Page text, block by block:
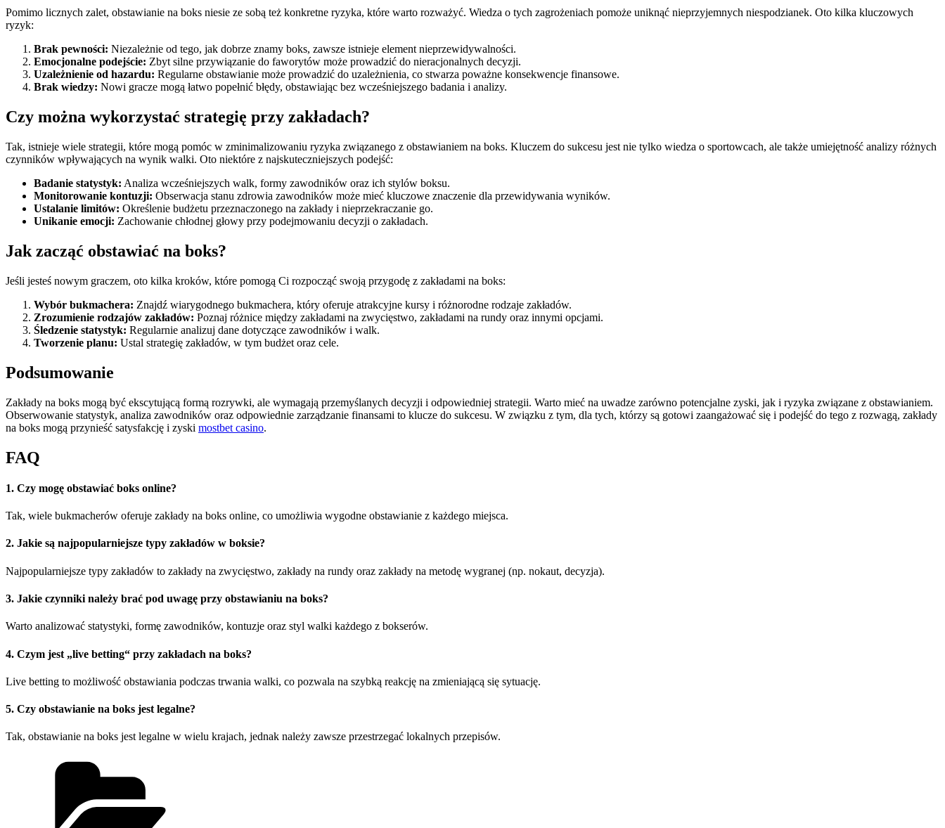
Pomimo licznych zalet, obstawianie na boks niesie ze sobą też konkretne ryzyka, które warto rozważyć. Wiedza o tych zagrożeniach pomoże uniknąć nieprzyjemnych niespodzianek. Oto kilka kluczowych
ryzyk:
Brak pewności: Niezależnie od tego, jak dobrze znamy boks, zawsze istnieje element nieprzewidywalności.
Emocjonalne podejście: Zbyt silne przywiązanie do faworytów może prowadzić do nieracjonalnych decyzji.
Uzależnienie od hazardu: Regularne obstawianie może prowadzić do uzależnienia, co stwarza poważne konsekwencje finansowe.
Brak wiedzy: Nowi gracze mogą łatwo popełnić błędy, obstawiając bez wcześniejszego badania i analizy.
Czy można wykorzystać strategię przy zakładach?
Tak, istnieje wiele strategii, które mogą pomóc w zminimalizowaniu ryzyka związanego z obstawianiem na boks. Kluczem do sukcesu jest nie tylko wiedza o sportowcach, ale także umiejętność analizy różnych
czynników wpływających na wynik walki. Oto niektóre z najskuteczniejszych podejść:
Badanie statystyk: Analiza wcześniejszych walk, formy zawodników oraz ich stylów boksu.
Monitorowanie kontuzji: Obserwacja stanu zdrowia zawodników może mieć kluczowe znaczenie dla przewidywania wyników.
Ustalanie limitów: Określenie budżetu przeznaczonego na zakłady i nieprzekraczanie go.
Unikanie emocji: Zachowanie chłodnej głowy przy podejmowaniu decyzji o zakładach.
Jak zacząć obstawiać na boks?
Jeśli jesteś nowym graczem, oto kilka kroków, które pomogą Ci rozpocząć swoją przygodę z zakładami na boks:
Wybór bukmachera: Znajdź wiarygodnego bukmachera, który oferuje atrakcyjne kursy i różnorodne rodzaje zakładów.
Zrozumienie rodzajów zakładów: Poznaj różnice między zakładami na zwycięstwo, zakładami na rundy oraz innymi opcjami.
Śledzenie statystyk: Regularnie analizuj dane dotyczące zawodników i walk.
Tworzenie planu: Ustal strategię zakładów, w tym budżet oraz cele.
Podsumowanie
Zakłady na boks mogą być ekscytującą formą rozrywki, ale wymagają przemyślanych decyzji i odpowiedniej strategii. Warto mieć na uwadze zarówno potencjalne zyski, jak i ryzyka związane z obstawianiem.
Obserwowanie statystyk, analiza zawodników oraz odpowiednie zarządzanie finansami to klucze do sukcesu. W związku z tym, dla tych, którzy są gotowi zaangażować się i podejść do tego z rozwagą, zakłady
na boks mogą przynieść satysfakcję i zyski mostbet casino.
FAQ
1. Czy mogę obstawiać boks online?
Tak, wiele bukmacherów oferuje zakłady na boks online, co umożliwia wygodne obstawianie z każdego miejsca.
2. Jakie są najpopularniejsze typy zakładów w boksie?
Najpopularniejsze typy zakładów to zakłady na zwycięstwo, zakłady na rundy oraz zakłady na metodę wygranej (np. nokaut, decyzja).
3. Jakie czynniki należy brać pod uwagę przy obstawianiu na boks?
Warto analizować statystyki, formę zawodników, kontuzje oraz styl walki każdego z bokserów.
4. Czym jest „live betting“ przy zakładach na boks?
Live betting to możliwość obstawiania podczas trwania walki, co pozwala na szybką reakcję na zmieniającą się sytuację.
5. Czy obstawianie na boks jest legalne?
Tak, obstawianie na boks jest legalne w wielu krajach, jednak należy zawsze przestrzegać lokalnych przepisów.